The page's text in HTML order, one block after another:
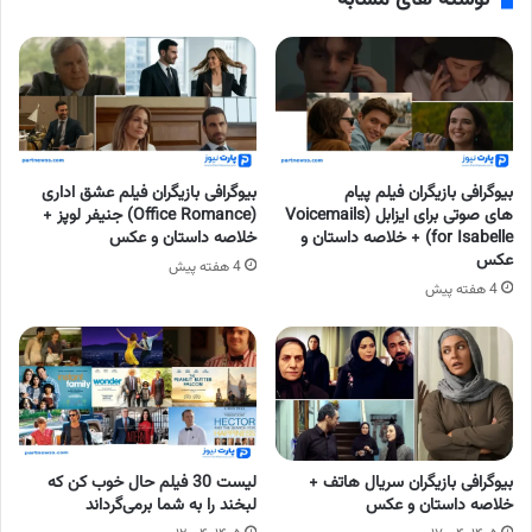
بیوگرافی بازیگران فیلم پیام
های صوتی برای ایزابل (Voicemails
for Isabelle) + خلاصه داستان و
عکس
4 هفته پیش
بیوگرافی بازیگران فیلم عشق اداری
(Office Romance) جنیفر لوپز +
خلاصه داستان و عکس
4 هفته پیش
بیوگرافی بازیگران سریال هاتف +
خلاصه داستان و عکس
لیست 30 فیلم حال خوب کن که
لبخند را به شما برمی‌گرداند